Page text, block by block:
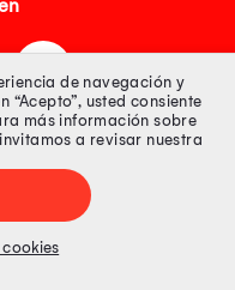
Todos los derechos
Precios online publicados
de navegación y
“Acepto”, usted consiente
más información sobre
a revisar nuestra